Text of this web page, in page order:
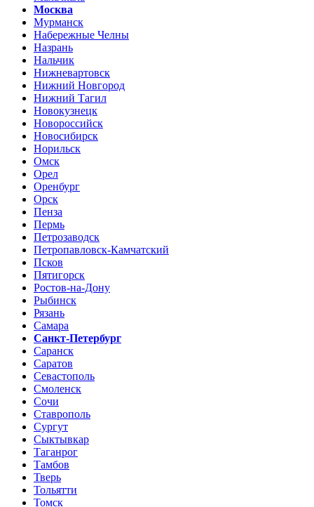
Москва
Мурманск
Набережные Челны
Назрань
Нальчик
Нижневартовск
Нижний Новгород
Нижний Тагил
Новокузнецк
Новороссийск
Новосибирск
Норильск
Омск
Орел
Оренбург
Орск
Пенза
Пермь
Петрозаводск
Петропавловск-Камчатский
Псков
Пятигорск
Ростов-на-Дону
Рыбинск
Рязань
Самара
Санкт-Петербург
Саранск
Саратов
Севастополь
Смоленск
Сочи
Ставрополь
Сургут
Сыктывкар
Таганрог
Тамбов
Тверь
Тольятти
Томск